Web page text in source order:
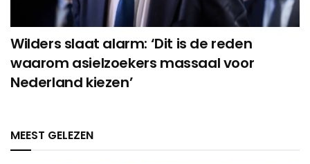
Wilders slaat alarm: ‘Dit is de reden
waarom asielzoekers massaal voor
Nederland kiezen’
MEEST GELEZEN